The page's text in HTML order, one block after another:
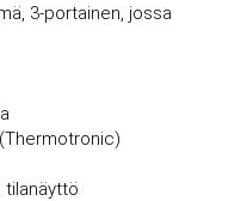
3-portainen, jossa
tilanäyttö